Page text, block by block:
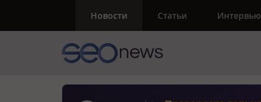
Новости Статьи Интервью